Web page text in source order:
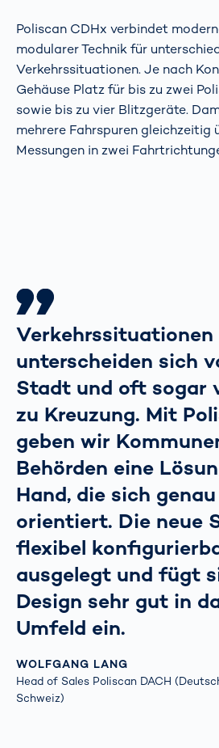
Poliscan CDHx verbindet
modularer Technik für
Verkehrssituationen. Je nach
Gehäuse Platz für bis zu zwei
sowie bis zu vier Blitzgeräte.
mehrere Fahrspuren gleichzeitig
Messungen in zwei
Verkehrssituationen
unterscheiden sich
Stadt und oft sogar
zu Kreuzung. Mit
geben wir
Behörden eine
Hand, die sich
orientiert. Die neue
flexibel
ausgelegt und fügt
Design sehr gut in
Umfeld ein.
WOLFGANG LANG
Head of Sales Poliscan DACH
Schweiz)